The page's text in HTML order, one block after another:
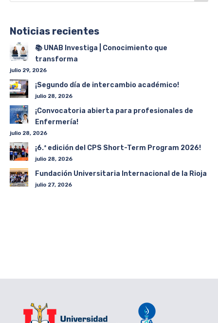
Noticias recientes
📚 UNAB Investiga | Conocimiento que
transforma
julio 29, 2026
¡Segundo día de intercambio académico!
julio 28, 2026
¡Convocatoria abierta para profesionales de
Enfermería!
julio 28, 2026
¡6.ª edición del CPS Short-Term Program 2026!
julio 28, 2026
Fundación Universitaria Internacional de la Rioja
julio 27, 2026